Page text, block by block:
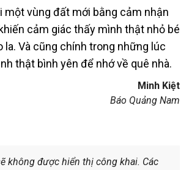
một vùng đất mới bằng cảm nhận
cảm giác thấy mình thật nhỏ bé
la. Và cũng chính trong những lúc
thật bình yên để nhớ về quê nhà.
Minh Kiệt
Báo Quảng Nam
không được hiển thị công khai. Các